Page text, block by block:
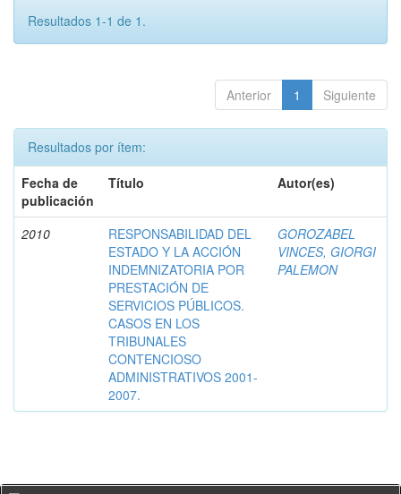
Resultados 1-1 de 1.
Anterior 1 Siguiente
Resultados por ítem:
Fecha de
publicación
Título Autor(es)
2010
RESPONSABILIDAD DEL
ESTADO Y LA ACCIÓN
INDEMNIZATORIA POR
PRESTACIÓN DE
SERVICIOS PÚBLICOS.
CASOS EN LOS
TRIBUNALES
CONTENCIOSO
ADMINISTRATIVOS 2001-
2007.
GOROZABEL
VINCES, GIORGI
PALEMON